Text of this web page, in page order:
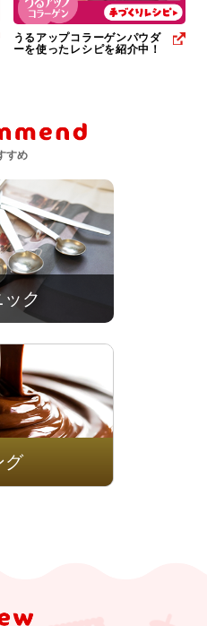
うるアップコラーゲンパウダ
ーを使ったレシピを紹介中！
すめ
ク
グ